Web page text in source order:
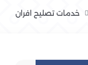
خدمات تصليح افران